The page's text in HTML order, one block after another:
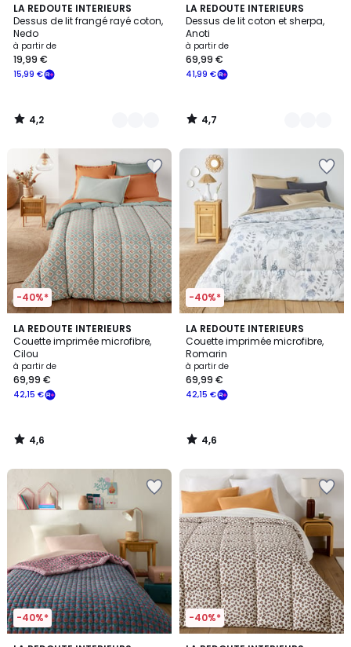
LA REDOUTE INTERIEURS
Dessus de lit frangé rayé coton,
Nedo
à partir de
15,99 €
19,99 €
4,2
/ 5
4
Couleurs
4,2
/
LA REDOUTE INTERIEURS
Dessus de lit coton et sherpa,
Anoti
à partir de
41,99 €
69,99 €
4,7
/ 5
2
Couleurs
4,7
/
-40%*
LA REDOUTE INTERIEURS
Couette imprimée microfibre,
Cilou
à partir de
42,15 €
69,99 €
4,6
/ 5
4,6
/
-40%*
LA REDOUTE INTERIEURS
Couette imprimée microfibre,
Romarin
à partir de
42,15 €
69,99 €
4,6
/ 5
4,6
/
-40%* -40%*